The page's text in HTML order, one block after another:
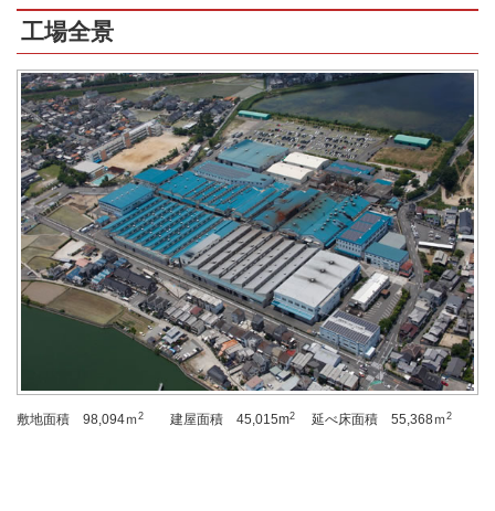
工場全景
敷地面積 98,094ｍ 2 建屋面積 45,015m2 延べ床面積 55,368ｍ 2